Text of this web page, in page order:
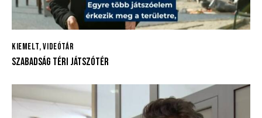
KIEMELT,VIDEÓTÁR
SZABADSÁG TÉRI JÁTSZÓTÉR